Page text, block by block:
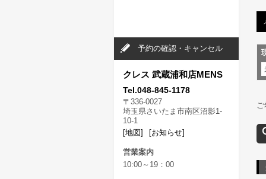
予約の確認・キャンセル
クレス 武蔵浦和店MENS
Tel.048-845-1178
〒336-0027
埼玉県さいたま市南区沼影1-
10-1
[地図]
[お知らせ]
営業案内
10:00～19：00